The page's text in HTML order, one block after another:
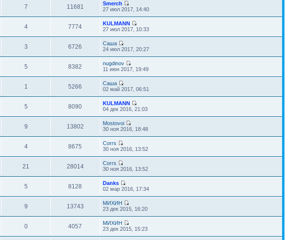
7 11681
Smerch
27 июл 2017, 14:40
4 7774
KULMANN
27 июл 2017, 10:33
3 6726
Саша
24 июл 2017, 20:27
5 8382
nugdinov
11 июн 2017, 19:49
1 5266
Саша
02 май 2017, 06:51
5 8090
KULMANN
04 дек 2016, 21:03
9 13802
Mostovoi
30 ноя 2016, 18:48
4 8675
Corrs
30 ноя 2016, 13:52
21 28014
Corrs
30 ноя 2016, 13:52
5 8128
Danks
02 мар 2016, 17:34
9 13743
МИХИН
23 дек 2015, 16:20
0 4057
МИХИН
23 дек 2015, 15:23